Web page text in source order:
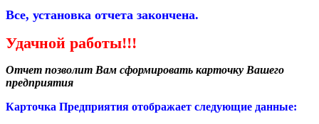
Все, установка отчета закончена.
Удачной работы!!!
Отчет позволит Вам сформировать карточку Вашего
предприятия
Карточка Предприятия отображает следующие данные: